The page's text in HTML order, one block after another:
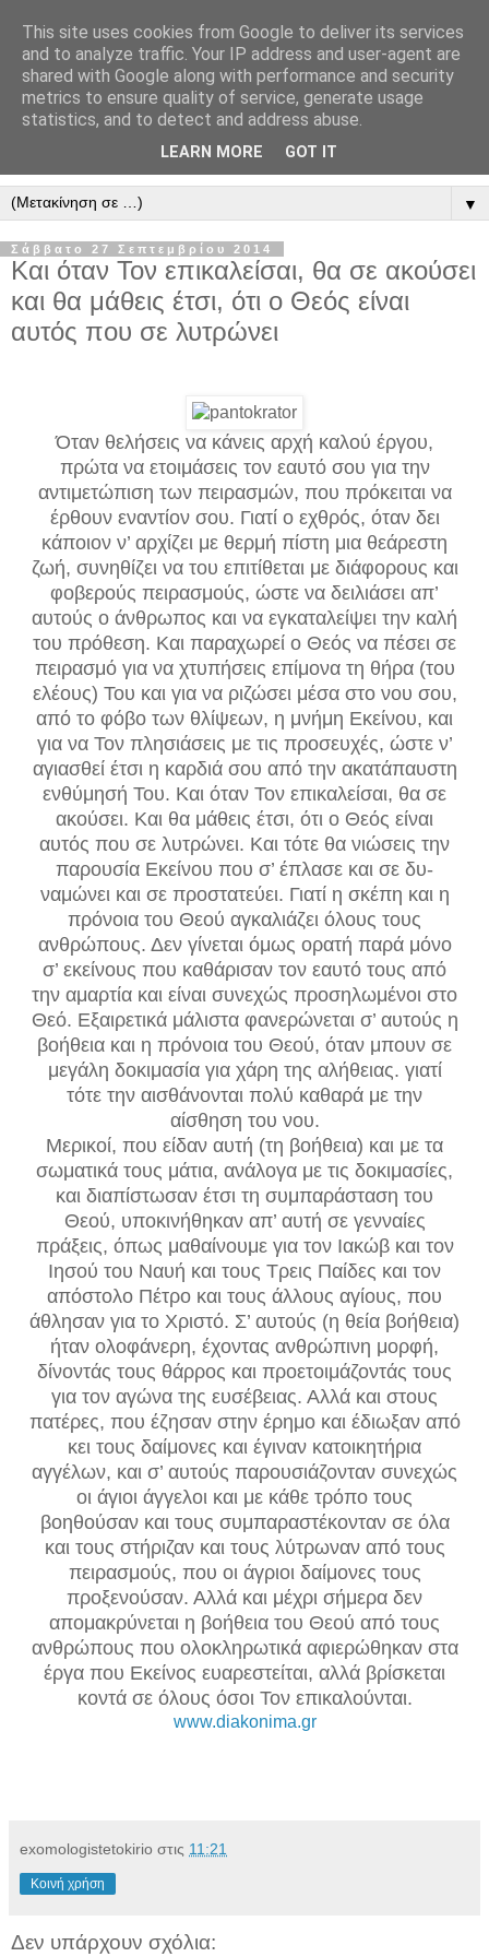
" Εξομολογεῖσθε τῶ Κυρίῳ
"
ὃτι ἀγαθός, ὃτι εἰς τόν αἰῶνα τό ἔλεος αὐτοῦ. Αλληλούϊα.
▼
Σάββατο 27 Σεπτεμβρίου 2014
Και όταν Τον επικαλείσαι, θα σε ακούσει
και θα μά­θεις έτσι, ότι ο Θεός είναι
αυτός που σε λυτρώνει
Όταν θελήσεις να κάνεις αρχή καλού έργου,
πρώτα να ετοιμάσεις τον εαυτό σου για την
αντιμετώπιση των πει­ρασμών, που πρόκειται να
έρθουν εναντίον σου. Γιατί ο ε­χθρός, όταν δει
κάποιον ν’ αρχίζει με θερμή πίστη μια θεάρεστη
ζωή, συνηθίζει να του επιτίθεται με διάφορους και
φοβερούς πειρασμούς, ώστε να δειλιάσει απ’
αυτούς ο άν­θρωπος και να εγκαταλείψει την καλή
του πρόθεση. Και παραχωρεί ο Θεός να πέσει σε
πειρασμό για να χτυπήσεις επίμονα τη θήρα (του
ελέους) Του και για να ριζώσει μέσα στο νου σου,
από το φόβο των θλίψεων, η μνήμη Εκείνου, και
για να Τον πλησιάσεις με τις προσευχές, ώστε ν’
αγιασθεί έτσι η καρδιά σου από την ακατάπαυστη
ενθύμησή Του. Και όταν Τον επικαλείσαι, θα σε
ακούσει. Και θα μά­θεις έτσι, ότι ο Θεός είναι
αυτός που σε λυτρώνει. Και τότε θα νιώσεις την
παρουσία Εκείνου που σ’ έπλασε και σε δυ­
ναμώνει και σε προστατεύει. Γιατί η σκέπη και η
πρόνοια του Θεού αγκαλιάζει όλους τους
ανθρώπους. Δεν γίνεται ό­μως ορατή παρά μόνο
σ’ εκείνους που καθάρισαν τον εαυτό τους από
την αμαρτία και είναι συνεχώς προσηλωμένοι στο
Θεό. Εξαιρετικά μάλιστα φανερώνεται σ’ αυτούς η
βοήθεια και η πρόνοια του Θεού, όταν μπουν σε
μεγάλη δοκιμασία για χάρη της αλήθειας. γιατί
τότε την αισθάνονται πολύ καθαρά με την
αίσθηση του νου.
Μερικοί, που είδαν αυτή (τη βοήθεια) και με τα
σωμα­τικά τους μάτια, ανάλογα με τις δοκιμασίες,
και διαπίστω­σαν έτσι τη συμπαράσταση του
Θεού, υποκινήθηκαν απ’ αυτή σε γενναίες
πράξεις, όπως μαθαίνουμε για τον Ιακώβ και τον
Ιησού του Ναυή και τους Τρεις Παίδες και τον
απόστολο Πέτρο και τους άλλους αγίους, που
άθλησαν για το Χριστό. Σ’ αυτούς (η θεία βοήθεια)
ήταν ολοφάνερη, έ­χοντας ανθρώπινη μορφή,
δίνοντάς τους θάρρος και προε­τοιμάζοντάς τους
για τον αγώνα της ευσέβειας. Αλλά και στους
πατέρες, που έζησαν στην έρημο και έδιωξαν από
κει τους δαίμονες και έγιναν κατοικητήρια
αγγέλων, και σ’ αυ­τούς παρουσιάζονταν συνεχώς
οι άγιοι άγγελοι και με κάθε τρόπο τους
βοηθούσαν και τους συμπαραστέκονταν σε όλα
και τους στήριζαν και τους λύτρωναν από τους
πειρασμούς, που οι άγριοι δαίμονες τους
προξενούσαν. Αλλά και μέχρι σήμερα δεν
απομακρύνεται η βοήθεια του Θεού από τους
ανθρώπους που ολοκληρωτικά αφιερώθηκαν στα
έργα που Εκείνος ευαρεστείται, αλλά βρίσκεται
κοντά σε όλους όσοι Τον επικαλούνται.
www.diakonima.gr
exomologistetokirio στις 11:21
Κοινή χρήση
Δεν υπάρχουν σχόλια:
This site uses cookies from Google to deliver its services
and to analyze traffic. Your IP address and user-agent are
shared with Google along with performance and security
metrics to ensure quality of service, generate usage
statistics, and to detect and address abuse.
LEARN MORE GOT IT